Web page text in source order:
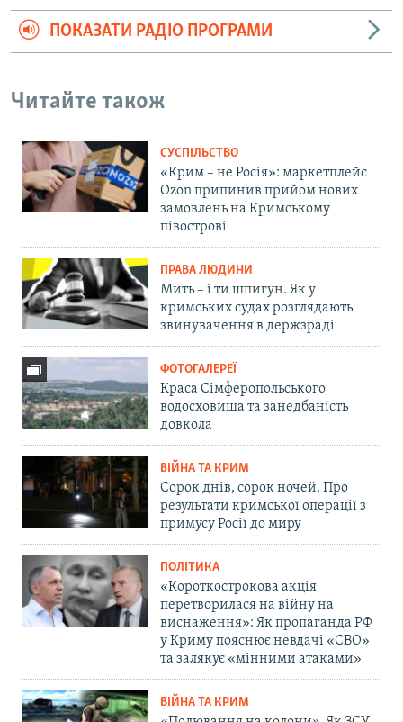
ПОКАЗАТИ РАДІО ПРОГРАМИ
Читайте також
СУСПІЛЬСТВО
«Крим – не Росія»: маркетплейс
Ozon припинив прийом нових
замовлень на Кримському
півострові
ПРАВА ЛЮДИНИ
Мить – і ти шпигун. Як у
кримських судах розглядають
звинувачення в держзраді
ФОТОГАЛЕРЕЇ
Краса Сімферопольського
водосховища та занедбаність
довкола
ВІЙНА ТА КРИМ
Сорок днів, сорок ночей. Про
результати кримської операції з
примусу Росії до миру
ПОЛІТИКА
«Короткострокова акція
перетворилася на війну на
виснаження»: Як пропаганда РФ
у Криму пояснює невдачі «СВО»
та залякує «мінними атаками»
ВІЙНА ТА КРИМ